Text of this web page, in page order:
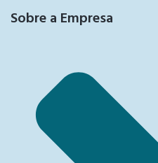
Sobre a Empresa